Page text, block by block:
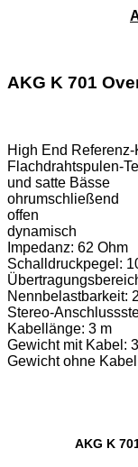
AKG K 701
High End
Flachdrahtspulen-
und satte Bässe
ohrumschließend
offen
dynamisch
Impedanz: 62 Ohm
Schalldruckpegel:
Nennbelastbarkeit:
Stereo-
Kabellänge: 3 m
Gewicht mit Kabel:
Gewicht ohne
AKG K